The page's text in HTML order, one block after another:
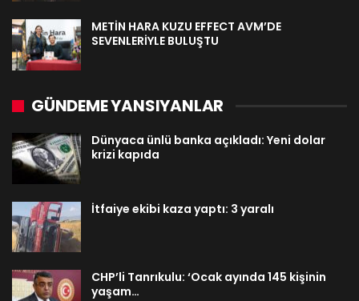
METİN HARA KUZU EFFECT AVM’DE
SEVENLERİYLE BULUŞTU
GÜNDEME YANSIYANLAR
Dünyaca ünlü banka açıkladı: Yeni dolar
krizi kapıda
İtfaiye ekibi kaza yaptı: 3 yaralı
CHP’li Tanrıkulu: ‘Ocak ayında 145 kişinin
yaşam…